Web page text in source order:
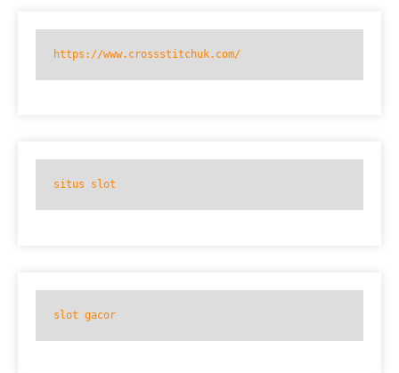
https://www.crossstitchuk.com/
situs slot
slot gacor